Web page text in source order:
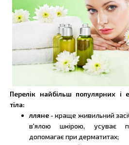
Перелік найбільш популярних і
тіла:
лляне - краще живильний
в'ялою шкірою, усуває
допомагає при дерматитах;